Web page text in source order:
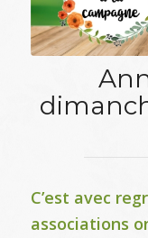
C’est avec
associations